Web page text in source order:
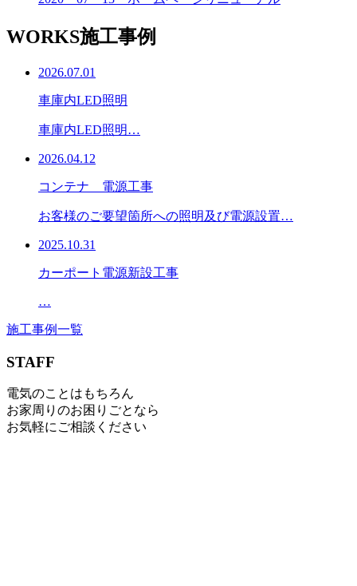
WORKS施工事例
2026.07.01
車庫内LED照明
車庫内LED照明…
2026.04.12
コンテナ 電源工事
お客様のご要望箇所への照明及び電源設置…
2025.10.31
カーポート電源新設工事
…
施工事例一覧
STAFF
電気のことはもちろん
お家周りのお困りごとなら
お気軽にご相談ください